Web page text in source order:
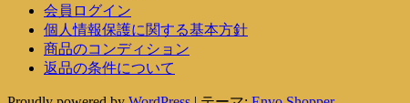
会員ログイン
個人情報保護に関する基本方針
商品のコンディション
返品の条件について